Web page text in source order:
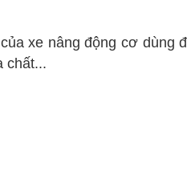
xe nâng động cơ dùng
chất...